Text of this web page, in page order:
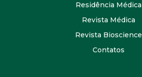
Residência Médica
Revista Médica
Revista Bioscience
Contatos